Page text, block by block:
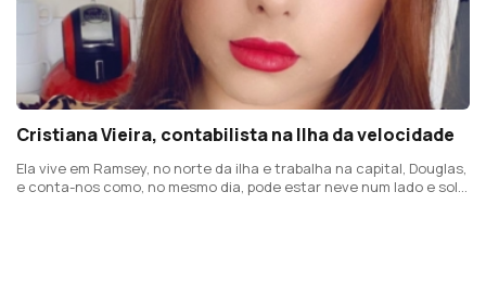
Cristiana Vieira, contabilista na Ilha da velocidade
Ela vive em Ramsey, no norte da ilha e trabalha na capital, Douglas,
e conta-nos como, no mesmo dia, pode estar neve num lado e sol